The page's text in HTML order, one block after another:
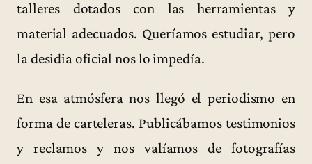
talleres dotados con las herramientas y
material adecuados. Queríamos estudiar, pero
la desidia oficial nos lo impedía.
En esa atmósfera nos llegó el periodismo en
forma de carteleras. Publicábamos testimonios
y reclamos y nos valíamos de fotografías